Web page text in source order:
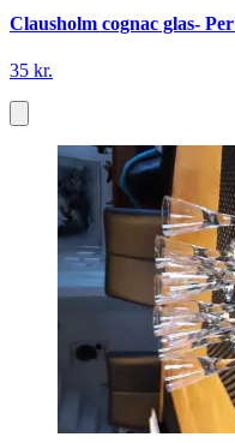
Clausholm cognac glas-
35 kr.